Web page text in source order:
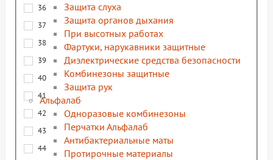
Защита слуха
Защита органов дыхания
При высотных работах
Фартуки, нарукавники защитные
Диэлектрические средства безопасности
Комбинезоны защитные
Защита рук
Альфалаб
Одноразовые комбинезоны
Перчатки Альфалаб
Антибактериальные маты
Протирочные материалы
36
37
38
39
40
41
42
43
44